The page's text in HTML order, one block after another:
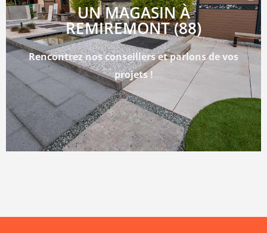
UN MAGASIN À
REMIREMONT (88)
Rencontrez nos conseillers et parlons de vos
projets !